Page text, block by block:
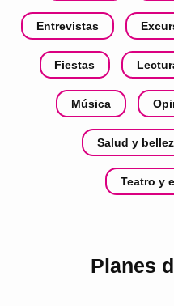
Entrevistas
Fiestas
Música
Salud y
Teatro y
Planes